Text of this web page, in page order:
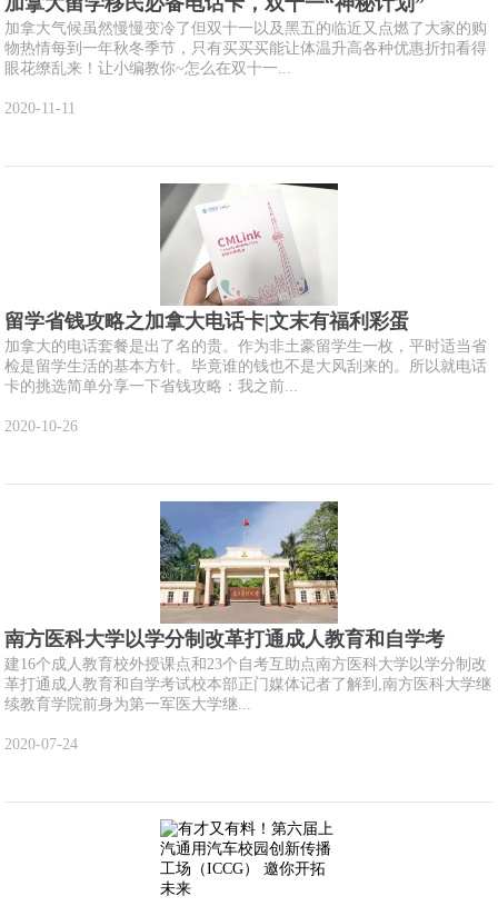
加拿大气候虽然慢慢变冷了但双十一以及黑五的临近又点燃了大家的购
物热情每到一年秋冬季节，只有买买买能让体温升高各种优惠折扣看得
眼花缭乱来！让小编教你~怎么在双十一...
2020-11-11
留学省钱攻略之加拿大电话卡|文末有福利彩蛋
加拿大的电话套餐是出了名的贵。作为非土豪留学生一枚，平时适当省
检是留学生活的基本方针。毕竟谁的钱也不是大风刮来的。所以就电话
卡的挑选简单分享一下省钱攻略：我之前...
2020-10-26
南方医科大学以学分制改革打通成人教育和自学考
建16个成人教育校外授课点和23个自考互助点南方医科大学以学分制改
革打通成人教育和自学考试校本部正门媒体记者了解到,南方医科大学继
续教育学院前身为第一军医大学继...
2020-07-24